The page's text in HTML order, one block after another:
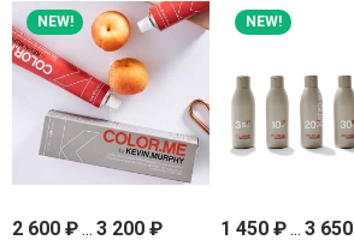
NEW!
2 600 ₽ ... 3 200 ₽
NEW!
1 450 ₽ ... 3 650